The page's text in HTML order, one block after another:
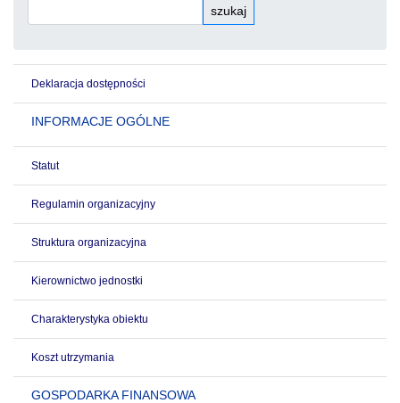
szukaj
Deklaracja dostępności
INFORMACJE OGÓLNE
Statut
Regulamin organizacyjny
Struktura organizacyjna
Kierownictwo jednostki
Charakterystyka obiektu
Koszt utrzymania
GOSPODARKA FINANSOWA